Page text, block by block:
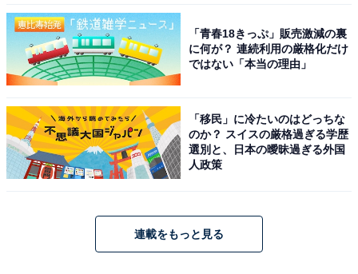
「青春18きっぷ」販売激減の裏
に何が？ 連続利用の厳格化だけ
ではない「本当の理由」
「移民」に冷たいのはどっちな
のか？ スイスの厳格過ぎる学歴
選別と、日本の曖昧過ぎる外国
人政策
連載をもっと見る